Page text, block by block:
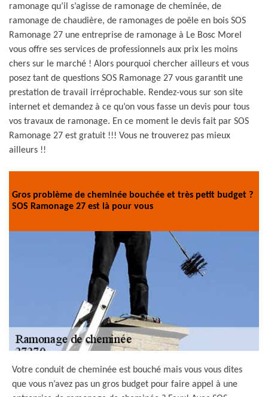
ramonage qu’il s’agisse de ramonage de cheminée, de
ramonage de chaudière, de ramonages de poêle en bois SOS
Ramonage 27 une entreprise de ramonage à Le Bosc Morel
vous offre ses services de professionnels aux prix les moins
chers sur le marché ! Alors pourquoi chercher ailleurs et vous
posez tant de questions SOS Ramonage 27 vous garantit une
prestation de travail irréprochable. Rendez-vous sur son site
internet et demandez à ce qu’on vous fasse un devis pour tous
vos travaux de ramonage. En ce moment le devis fait par SOS
Ramonage 27 est gratuit !!! Vous ne trouverez pas mieux
ailleurs !!
Gros problème de cheminée bouchée et très petit budget ?
SOS Ramonage 27 est là pour vous
Votre conduit de cheminée est bouché mais vous vous dites
que vous n’avez pas un gros budget pour faire appel à une